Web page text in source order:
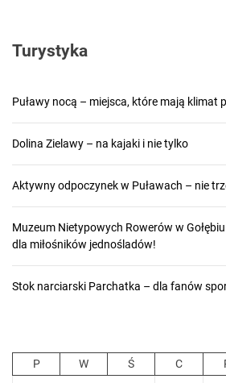
Turystyka
Puławy nocą – miejsca, które mają klimat
Dolina Zielawy – na kajaki i nie tylko
Aktywny odpoczynek w Puławach – nie
Muzeum Nietypowych Rowerów w
dla miłośników jednośladów!
Stok narciarski Parchatka – dla fanów
P W Ś C